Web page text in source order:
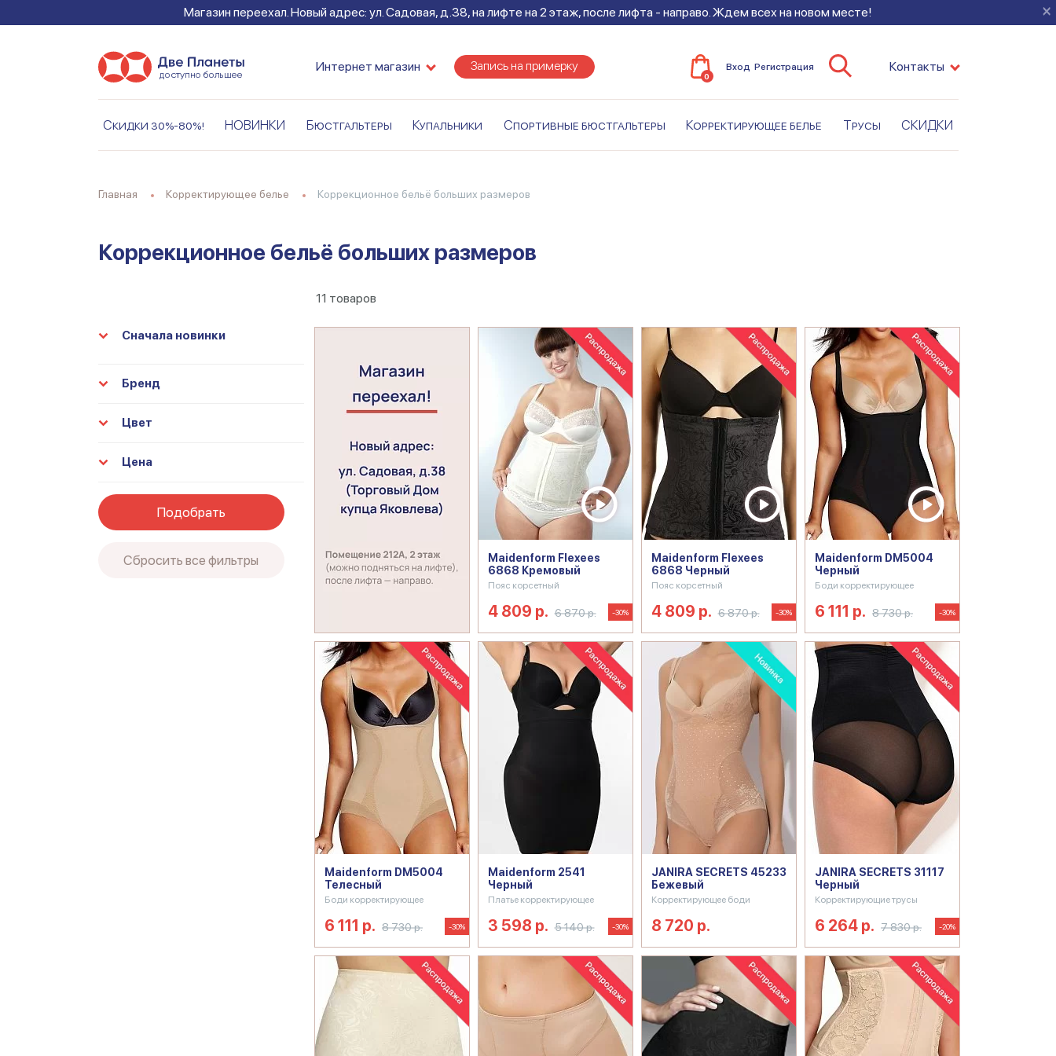
×
Магазин переехал. Новый адрес: ул. Садовая, д.38, на лифте на 2 этаж, после лифта - направо. Ждем всех на новом месте!
Интернет магазин Запись на примерку
0
Вход Регистрация Контакты
Скидки 30%-80%! НОВИНКИ Бюстгальтеры Купальники Спортивные бюстгальтеры Корректирующее белье Трусы СКИДКИ
Главная Корректирующее белье Коррекционное бельё больших размеров
Коррекционное бельё больших размеров
Сначала новинки
Бренд
Цвет
Цена
Подобрать
Сбросить все фильтры
11 товаров
Maidenform Flexees
6868 Кремовый
Пояс корсетный
4 809 р. 6 870 р. -30%
Maidenform Flexees
6868 Черный
Пояс корсетный
4 809 р. 6 870 р. -30%
Maidenform DM5004
Черный
Боди корректирующее
6 111 р. 8 730 р. -30%
Maidenform DM5004
Телесный
Боди корректирующее
6 111 р. 8 730 р. -30%
Maidenform 2541
Черный
Платье корректирующее
3 598 р. 5 140 р. -30%
JANIRA SECRETS 45233
Бежевый
Корректирующее боди
8 720 р.
JANIRA SECRETS 31117
Черный
Корректирующие трусы
6 264 р. 7 830 р. -20%